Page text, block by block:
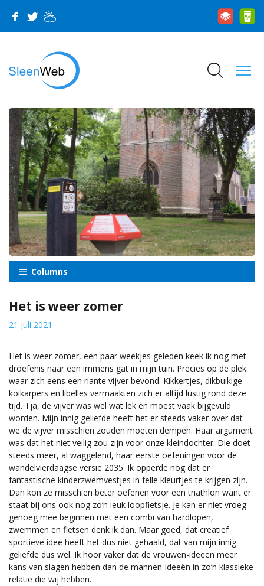
Columns
Het is weer zomer
21 juli 2021
Het is weer zomer, een paar weekjes geleden keek ik nog met
droefenis naar een immens gat in mijn tuin. Precies op de plek
waar zich eens een riante vijver bevond. Kikkertjes, dikbuikige
koikarpers en libelles vermaakten zich er altijd lustig rond deze
tijd. Tja, de vijver was wel wat lek en moest vaak bijgevuld
worden. Mijn innig geliefde heeft het er steeds vaker over dat
we de vijver misschien zouden moeten dempen. Haar argument
was dat het niet veilig zou zijn voor onze kleindochter. Die doet
steeds meer, al waggelend, haar eerste oefeningen voor de
wandelvierdaagse versie 2035. Ik opperde nog dat er
fantastische kinderzwemvestjes in felle kleurtjes te krijgen zijn.
Dan kon ze misschien beter oefenen voor een triathlon want er
staat bij ons ook nog zo’n leuk loopfietsje. Je kan er niet vroeg
genoeg mee beginnen met een combi van hardlopen,
zwemmen en fietsen denk ik dan. Maar goed, dat creatief
sportieve idee heeft het dus niet gehaald, dat van mijn innig
geliefde dus wel. Ik hoor vaker dat de vrouwen-ideeën meer
kans van slagen hebben dan de mannen-ideeën in zo’n klassieke
relatie die wij hebben.